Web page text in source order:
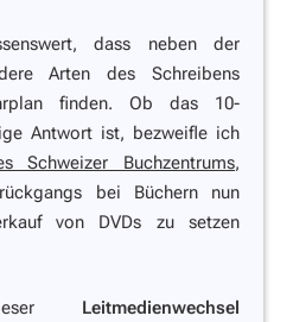
dass neben der
Arten des Schreibens
finden. Ob das 10-
Antwort ist, bezweifle ich
Schweizer Buchzentrums,
bei Büchern nun
von DVDs zu setzen
Leitmedienwechsel